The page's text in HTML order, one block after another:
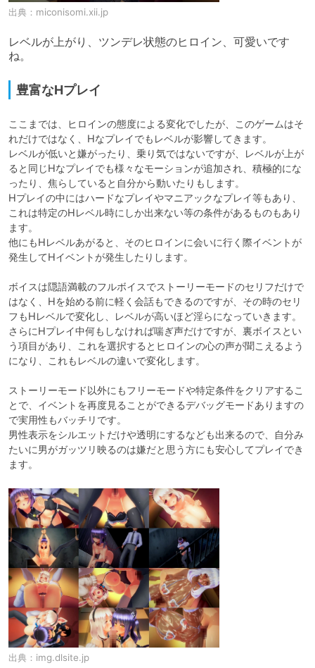
出典： miconisomi.xii.jp
レベルが上がり、ツンデレ状態のヒロイン、可愛いです
ね。
豊富なHプレイ
ここまでは、ヒロインの態度による変化でしたが、このゲームはそ
れだけではなく、Hなプレイでもレベルが影響してきます。
レベルが低いと嫌がったり、乗り気ではないですが、レベルが上が
ると同じHなプレイでも様々なモーションが追加され、積極的にな
ったり、焦らしていると自分から動いたりもします。
Hプレイの中にはハードなプレイやマニアックなプレイ等もあり、
これは特定のHレベル時にしか出来ない等の条件があるものもあり
ます。
他にもHレベルあがると、そのヒロインに会いに行く際イベントが
発生してHイベントが発生したりします。
ボイスは隠語満載のフルボイスでストーリーモードのセリフだけで
はなく、Hを始める前に軽く会話もできるのですが、その時のセリ
フもHレベルで変化し、レベルが高いほど淫らになっていきます。
さらにHプレイ中何もしなければ喘ぎ声だけですが、裏ボイスとい
う項目があり、これを選択するとヒロインの心の声が聞こえるよう
になり、これもレベルの違いで変化します。
ストーリーモード以外にもフリーモードや特定条件をクリアするこ
とで、イベントを再度見ることができるデバッグモードありますの
で実用性もバッチリです。
男性表示をシルエットだけや透明にするなども出来るので、自分み
たいに男がガッツリ映るのは嫌だと思う方にも安心してプレイでき
ます。
出典： img.dlsite.jp